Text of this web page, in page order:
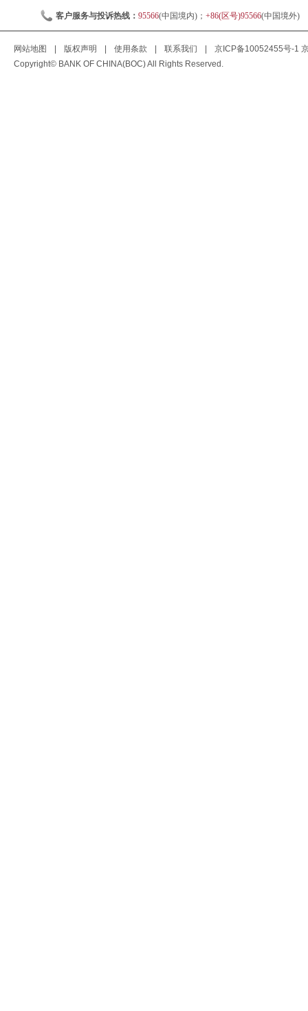
客户服务与投诉热线： 95566(中国境内)； +86(区号)95566(中国境外)
网站地图 版权声明 使用条款 联系我们 京ICP备10052455号-1
Copyright© BANK OF CHINA(BOC) All Rights Reserved.